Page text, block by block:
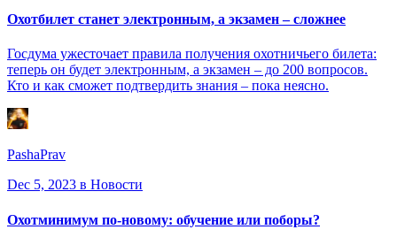
Охотбилет станет электронным, а экзамен – сложнее
Госдума ужесточает правила получения охотничьего билета:
теперь он будет электронным, а экзамен – до 200 вопросов.
Кто и как сможет подтвердить знания – пока неясно.
PashaPrav
Dec 5, 2023 в Новости
Охотминимум по-новому: обучение или поборы?